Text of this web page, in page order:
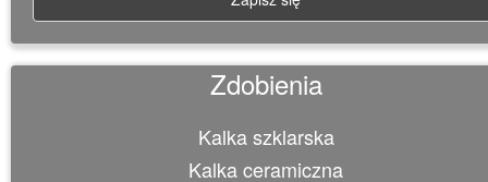
Zdobienia
Kalka szklarska
Kalka ceramiczna